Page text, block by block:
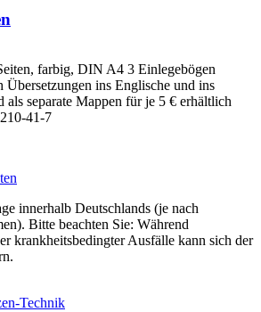
farbig, DIN A4 3 Einlegebögen
Übersetzungen ins Englische und ins
als separate Mappen für je 5 € erhältlich
41-7
innerhalb Deutschlands (je nach
Bitte beachten Sie: Während
krankheitsbedingter Ausfälle kann sich der